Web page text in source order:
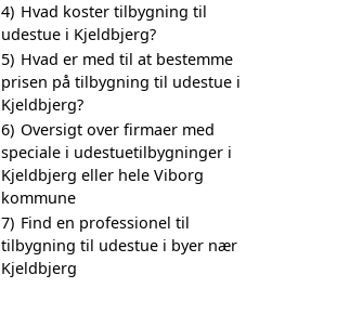
4) Hvad koster tilbygning til
udestue i Kjeldbjerg?
5) Hvad er med til at bestemme
prisen på tilbygning til udestue i
Kjeldbjerg?
6) Oversigt over firmaer med
speciale i udestuetilbygninger i
Kjeldbjerg eller hele Viborg
kommune
7) Find en professionel til
tilbygning til udestue i byer nær
Kjeldbjerg